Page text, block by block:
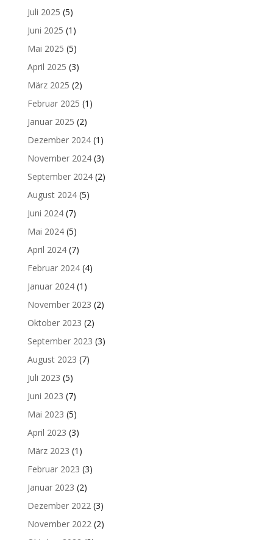
Juli 2025 (5)
Juni 2025 (1)
Mai 2025 (5)
April 2025 (3)
März 2025 (2)
Februar 2025 (1)
Januar 2025 (2)
Dezember 2024(1)
November 2024(3)
September 2024(2)
August 2024(5)
Juni 2024(7)
Mai 2024(5)
April 2024(7)
Februar 2024(4)
Januar 2024(1)
November 2023 (2)
Oktober 2023 (2)
September 2023 (3)
August 2023 (7)
Juli 2023 (5)
Juni 2023 (7)
Mai 2023 (5)
April 2023 (3)
März 2023 (1)
Februar 2023 (3)
Januar 2023 (2)
Dezember 2022 (3)
November 2022 (2)